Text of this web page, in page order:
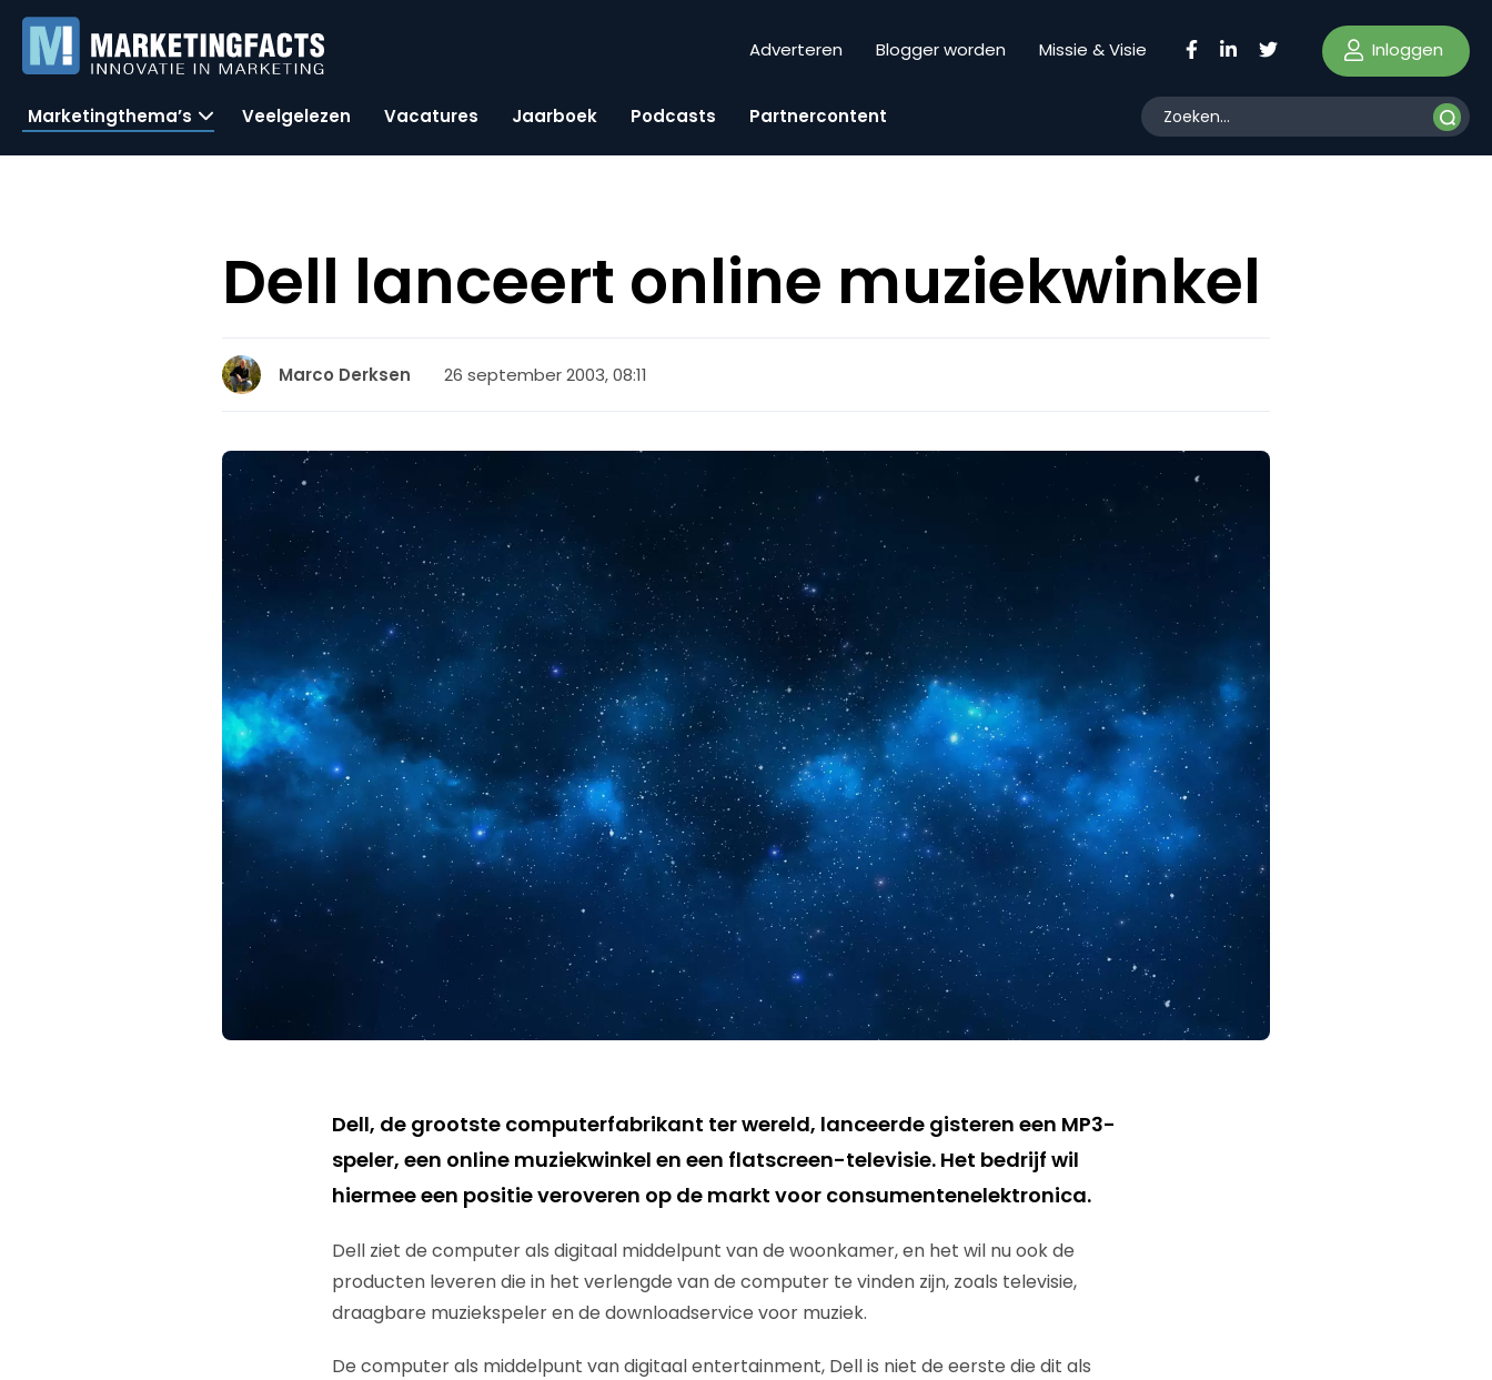
Adverteren Blogger worden Missie & Visie Inloggen
Marketingthema’s Veelgelezen Vacatures Jaarboek Podcasts Partnercontent
Dell lanceert online muziekwinkel
Marco Derksen 26 september 2003, 08:11
Dell, de grootste computerfabrikant ter wereld, lanceerde gisteren een MP3-
speler, een online muziekwinkel en een flatscreen-televisie. Het bedrijf wil
hiermee een positie veroveren op de markt voor consumentenelektronica.
Dell ziet de computer als digitaal middelpunt van de woonkamer, en het wil nu ook de
producten leveren die in het verlengde van de computer te vinden zijn, zoals televisie,
draagbare muziekspeler en de downloadservice voor muziek.
De computer als middelpunt van digitaal entertainment, Dell is niet de eerste die dit als